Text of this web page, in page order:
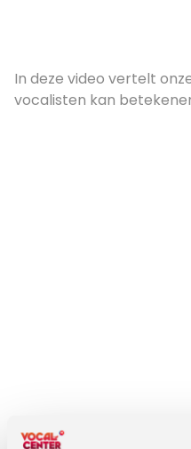
In deze video vertelt
vocalisten kan